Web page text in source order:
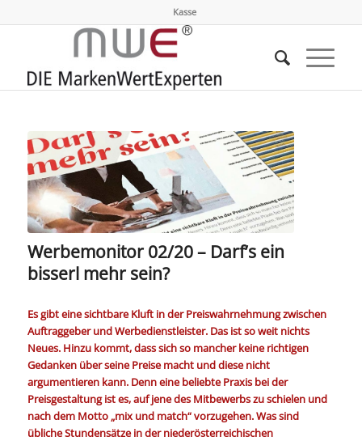
Kasse
Werbemonitor 02/20 – Darf’s ein
bisserl mehr sein?
Es gibt eine sichtbare Kluft in der Preiswahrnehmung zwischen
Auftraggeber und Werbedienstleister. Das ist so weit nichts
Neues. Hinzu kommt, dass sich so mancher keine richtigen
Gedanken über seine Preise macht und diese nicht
argumentieren kann. Denn eine beliebte Praxis bei der
Preisgestaltung ist es, auf jene des Mitbewerbs zu schielen und
nach dem Motto „mix und match“ vorzugehen. Was sind
übliche Stundensätze in der niederösterreichischen